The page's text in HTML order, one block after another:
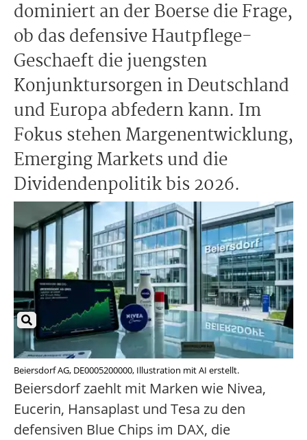
dominiert an der Boerse die Frage,
ob das defensive Hautpflege-
Geschaeft die juengsten
Konjunktursorgen in Deutschland
und Europa abfedern kann. Im
Fokus stehen Margenentwicklung,
Emerging Markets und die
Dividendenpolitik bis 2026.
Beiersdorf AG, DE0005200000, Illustration mit AI erstellt.
Beiersdorf zaehlt mit Marken wie Nivea,
Eucerin, Hansaplast und Tesa zu den
defensiven Blue Chips im DAX, die